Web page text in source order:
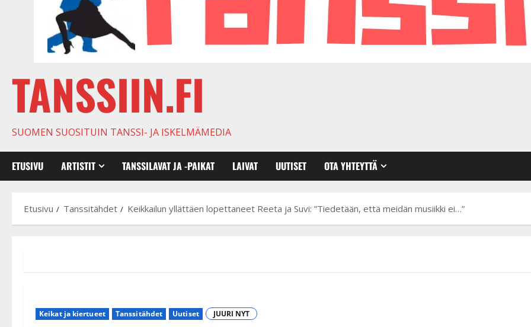
TANSSIIN.FI
SUOMEN SUOSITUIN TANSSI- JA ISKELMÄMEDIA
ETUSIVU ARTISTIT TANSSILAVAT JA -PAIKAT LAIVAT UUTISET OTA YHTEYTTÄ
Etusivu Tanssitähdet Keikkailun yllättäen lopettaneet Reeta ja Suvi: ”Tiedetään, että meidän musiikki ei…”
Keikat ja kiertueet Tanssitähdet Uutiset JUURI NYT